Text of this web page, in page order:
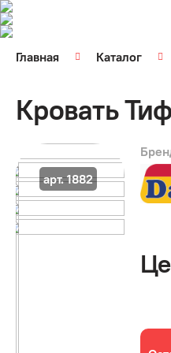
Главная Каталог
Кровать
арт. 1882